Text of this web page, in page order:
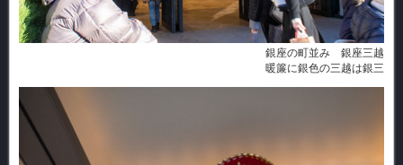
銀座の町並み 銀座三越
暖簾に銀色の三越は銀三